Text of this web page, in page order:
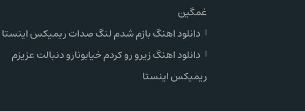
غمگین
دانلود اهنگ بازم شدم لنگ صدات ریمیکس اینستا
دانلود اهنگ زیرو رو کردم خیابونارو دنبالت عزیزم
ریمیکس اینستا